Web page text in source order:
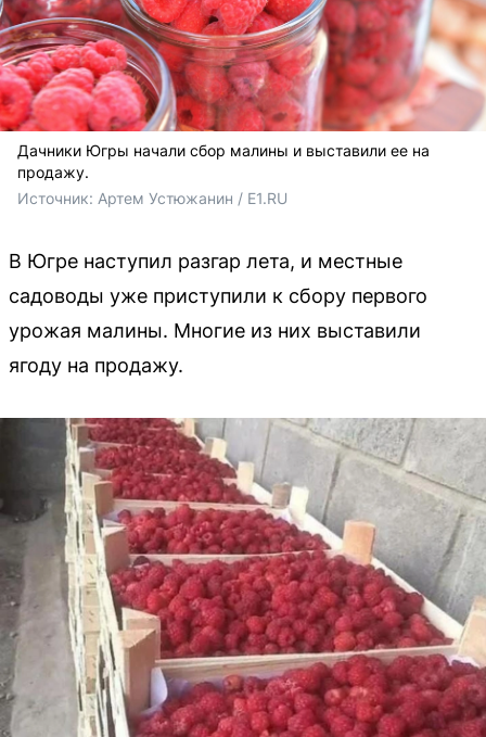
Дачники Югры начали сбор малины и выставили ее на
продажу.
Источник: Артем Устюжанин / E1.RU
В Югре наступил разгар лета, и местные
садоводы уже приступили к сбору первого
урожая малины. Многие из них выставили
ягоду на продажу.